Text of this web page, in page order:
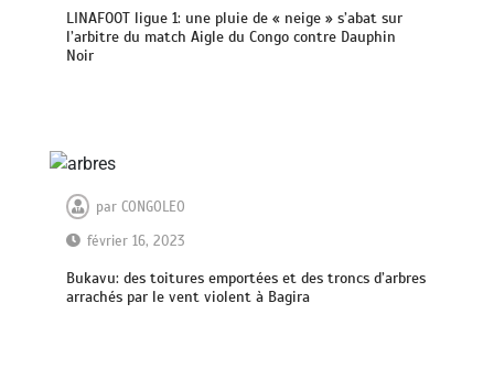
LINAFOOT ligue 1: une pluie de « neige » s’abat sur
l’arbitre du match Aigle du Congo contre Dauphin
Noir
parCONGOLEO
février 16, 2023
Bukavu: des toitures emportées et des troncs d’arbres
arrachés par le vent violent à Bagira